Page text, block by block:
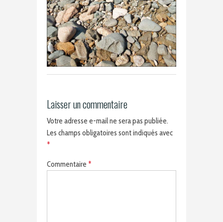
Laisser un commentaire
Votre adresse e-mail ne sera pas publiée.
Les champs obligatoires sont indiqués avec
*
Commentaire *